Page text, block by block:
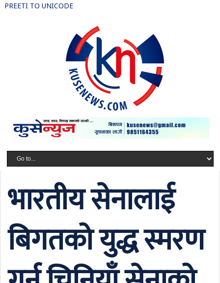
PREETI TO UNICODE
भारतीय सेनालाई
बिगतको युद्ध स्मरण